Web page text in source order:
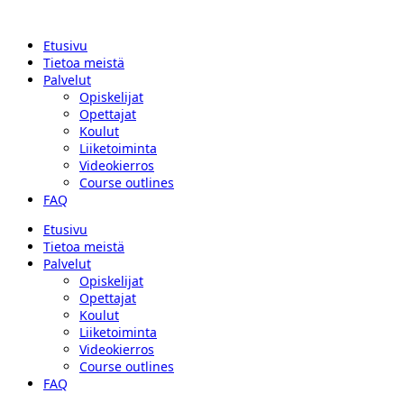
Etusivu
Tietoa meistä
Palvelut
Opiskelijat
Opettajat
Koulut
Liiketoiminta
Videokierros
Course outlines
FAQ
Etusivu
Tietoa meistä
Palvelut
Opiskelijat
Opettajat
Koulut
Liiketoiminta
Videokierros
Course outlines
FAQ